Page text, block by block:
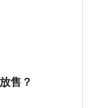
售？